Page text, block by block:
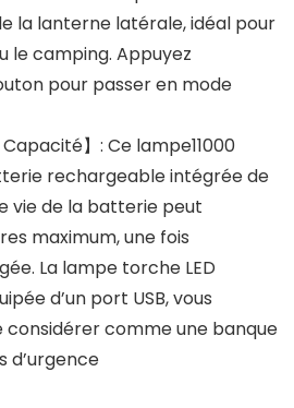
la lanterne latérale, idéal pour
le camping. Appuyez
pour passer en mode
】: Ce lampe11000
rechargeable intégrée de
vie de la batterie peut
maximum, une fois
La lampe torche LED
d’un port USB, vous
considérer comme une banque
d’urgence